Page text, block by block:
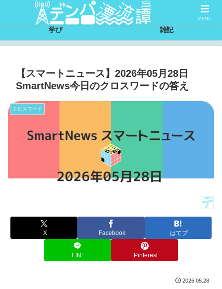
サイトについて
学び 雑記
【スマートニュース】2026年05月28日
SmartNews今日のクロスワードの答え
クロスワード
X Facebook はてブ
LINE Pinterest
2026.05.28
MENU